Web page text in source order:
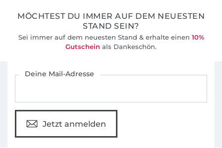
MÖCHTEST DU IMMER AUF DEM NEUESTEN
STAND SEIN?
Sei immer auf dem neuesten Stand & erhalte einen 10%
Gutschein als Dankeschön.
Deine Mail-Adresse
Jetzt anmelden